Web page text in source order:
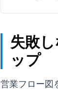
失敗
ップ
営業フロー図